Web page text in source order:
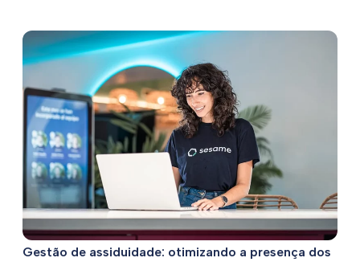
Gestão de assiduidade: otimizando a presença dos